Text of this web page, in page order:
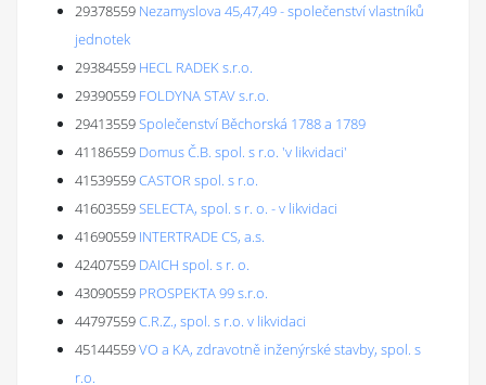
29378559 Nezamyslova 45,47,49 - společenství vlastníků
jednotek
29384559 HECL RADEK s.r.o.
29390559 FOLDYNA STAV s.r.o.
29413559Společenství Běchorská 1788 a 1789
41186559 Domus Č.B. spol. s r.o. 'v likvidaci'
41539559CASTOR spol. s r.o.
41603559SELECTA, spol. s r. o. - v likvidaci
41690559 INTERTRADE CS, a.s.
42407559 DAICH spol. s r. o.
43090559 PROSPEKTA 99 s.r.o.
44797559C.R.Z., spol. s r.o. v likvidaci
45144559VO a KA, zdravotně inženýrské stavby, spol. s
r.o.